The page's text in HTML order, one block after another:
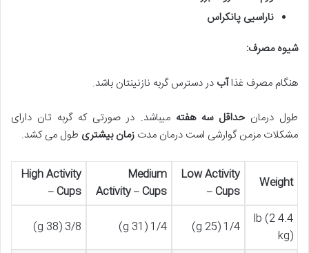
ناراسیی پانکراس
شیوه مصرف:
هنگام مصرف غذاآب در دسترس گربه نازنینتان باشد.
طول درمانحداقل سه هفته میباشد. در صورتی که گربه تان دارای
مشکلات مزمن گوارشی است درمان مدت زمان بیشتری طول می کشد.
Weight
Low Activity
– Cups
Medium
Activity – Cups
High Activity
– Cups
4.4 lb (2
kg)
1/4 (25 g)
1/4 (31 g)
3/8 (38 g)